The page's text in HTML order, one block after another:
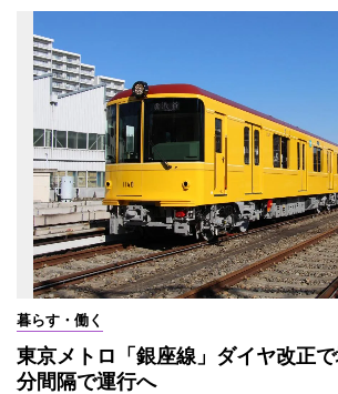
暮らす・働く
東京メトロ「銀座線」ダイヤ改正
分間隔で運行へ